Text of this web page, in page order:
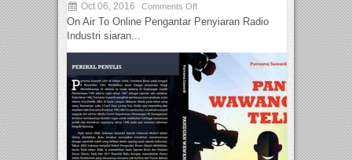
Oct 06, 2016 Comments Off
On Air To Online Pengantar Penyiaran Radio
Industri siaran...